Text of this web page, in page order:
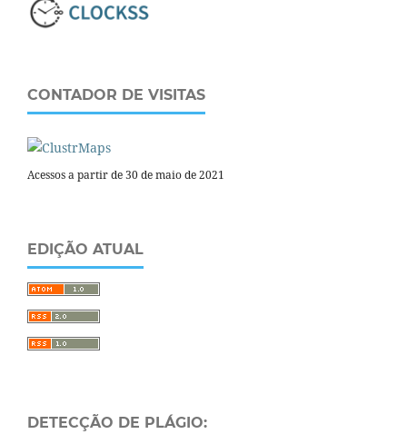
CONTADOR DE VISITAS
Acessos a partir de 30 de maio de 2021
EDIÇÃO ATUAL
DETECÇÃO DE PLÁGIO: